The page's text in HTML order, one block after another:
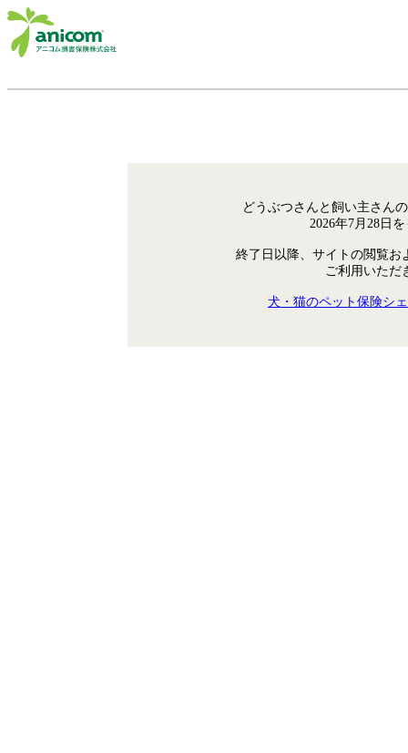
どうぶつさんと飼い主さん
2026年7月28日
終了日以降、サイトの閲覧お
ご利用いただ
犬・猫のペット保険シ